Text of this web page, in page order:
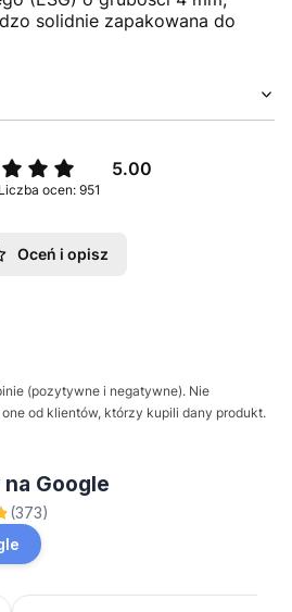
solidnie zapakowana do
5.00
Liczba ocen: 951
Oceń i opisz
(pozytywne i negatywne). Nie
od klientów, którzy kupili dany produkt.